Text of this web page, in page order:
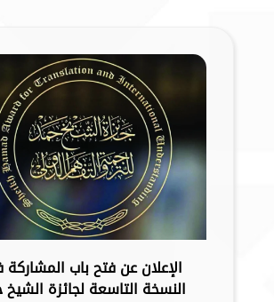
الإعلان عن فتح باب
النسخة التاسعة لجائزة